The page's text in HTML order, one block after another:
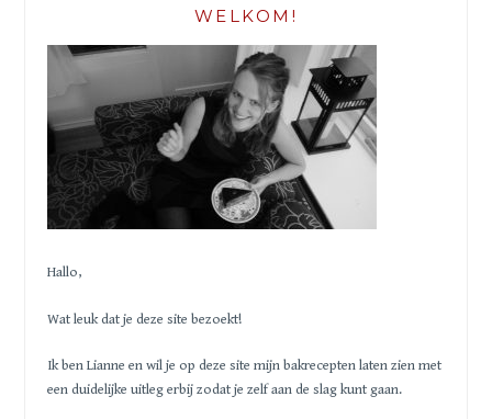
WELKOM!
Hallo,
Wat leuk dat je deze site bezoekt!
Ik ben Lianne en wil je op deze site mijn bakrecepten laten zien met
een duidelijke uitleg erbij zodat je zelf aan de slag kunt gaan.